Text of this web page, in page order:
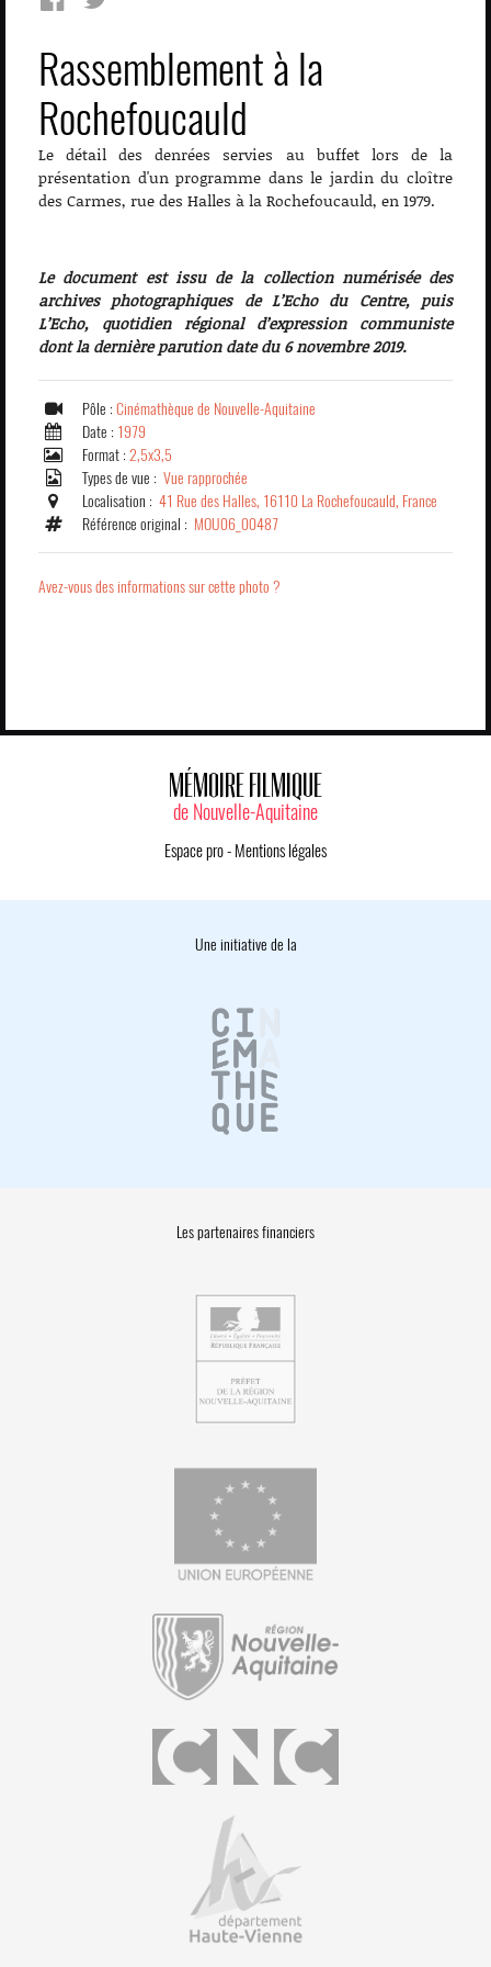
Rassemblement à la
Rochefoucauld
Le détail des denrées servies au buffet lors de la
présentation d'un programme dans le jardin du cloître
des Carmes, rue des Halles à la Rochefoucauld, en 1979.
Le document est issu de la collection numérisée des
archives photographiques de L’Echo du Centre, puis
L’Echo, quotidien régional d’expression communiste
dont la dernière parution date du 6 novembre 2019.
Pôle : Cinémathèque de Nouvelle-Aquitaine
Date : 1979
Format : 2,5x3,5
Types de vue : Vue rapprochée
Localisation : 41 Rue des Halles, 16110 La Rochefoucauld, France
Référence original : MOU06_00487
Avez-vous des informations sur cette photo ?
MÉMOIRE FILMIQUE
de Nouvelle-Aquitaine
Espace pro- Mentions légales
Une initiative de la
Les partenaires financiers